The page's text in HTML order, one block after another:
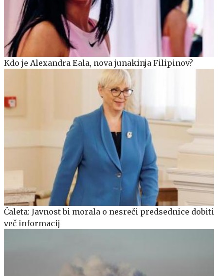
Kdo je Alexandra Eala, nova junakinja Filipinov?
Čaleta: Javnost bi morala o nesreči predsednice dobiti
več informacij